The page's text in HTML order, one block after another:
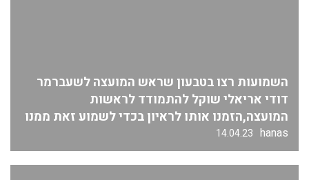
השמועות רצו בטבעון שראש המועצה לשעברמר
דודי אריאלי שוקל להתמודד לראשות
המועצה,הזמנו אותו לראיון בכדי לשמוע זאת ממנו
hanas
14.04.23